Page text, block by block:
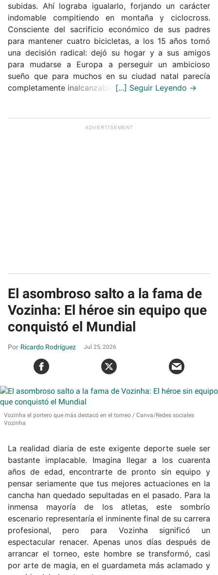
subidas. Ahí lograba igualarlo, forjando un carácter
indomable compitiendo en montaña y ciclocross.
Consciente del sacrificio económico de sus padres
para mantener cuatro bicicletas, a los 15 años tomó
una decisión radical: dejó su hogar y a sus amigos
para mudarse a Europa a perseguir un ambicioso
sueño que para muchos en su ciudad natal parecía
completamente inalcanzable.
El asombroso salto a la fama de
Vozinha: El héroe sin equipo que
conquistó el Mundial
Ricardo Rodríguez Jul 25, 2026
Vozinha el portero que más destacó en el torneo
Canva/Redes sociales
Vozinha
La realidad diaria de este exigente deporte suele ser
bastante implacable. Imagina llegar a los cuarenta
años de edad, encontrarte de pronto sin equipo y
pensar seriamente que tus mejores actuaciones en la
cancha han quedado sepultadas en el pasado. Para la
inmensa mayoría de los atletas, este sombrío
escenario representaría el inminente final de su carrera
profesional, pero para Vozinha significó un
espectacular renacer. Apenas unos días después de
arrancar el torneo, este hombre se transformó, casi
por arte de magia, en el guardameta más aclamado y